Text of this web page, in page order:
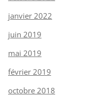
janvier 2022
juin 2019
mai 2019
février 2019
octobre 2018